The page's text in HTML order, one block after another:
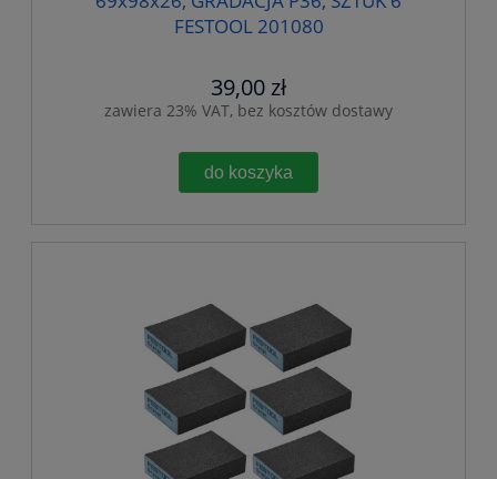
FESTOOL 201080
39,00 zł
zawiera 23% VAT, bez kosztów dostawy
do koszyka